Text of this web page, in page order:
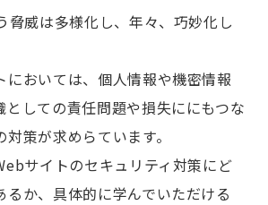
脅威は多様化し、年々、巧妙化し
においては、個人情報や機密情報
としての責任問題や損失ににもつな
策が求めらています。
サイトのセキュリティ対策にど
るか、具体的に学んでいただける